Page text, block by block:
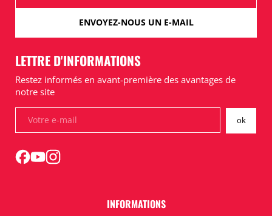
ENVOYEZ-NOUS UN E-MAIL
INFORMATIONS
LETTRE D'INFORMATIONS
Restez informés en avant-première des avantages de
notre site